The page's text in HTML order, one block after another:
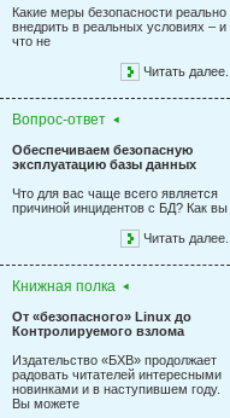
Какие меры безопасности реально
внедрить в реальных условиях – и
что не
Читать далее...
Вопрос-ответ
Обеспечиваем безопасную
эксплуатацию базы данных
Что для вас чаще всего является
причиной инцидентов с БД? Как вы
Читать далее...
Книжная полка
От «безопасного» Linux до
Контролируемого взлома
Издательство «БХВ» продолжает
радовать читателей интересными
новинками и в наступившем году.
Вы можете